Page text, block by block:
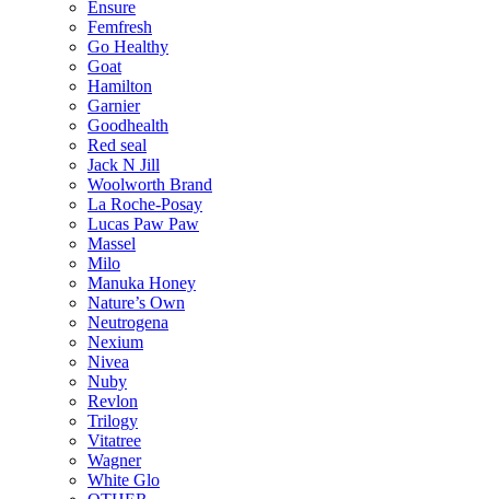
Ensure
Femfresh
Go Healthy
Goat
Hamilton
Garnier
Goodhealth
Red seal
Jack N Jill
Woolworth Brand
La Roche-Posay
Lucas Paw Paw
Massel
Milo
Manuka Honey
Nature’s Own
Neutrogena
Nexium
Nivea
Nuby
Revlon
Trilogy
Vitatree
Wagner
White Glo